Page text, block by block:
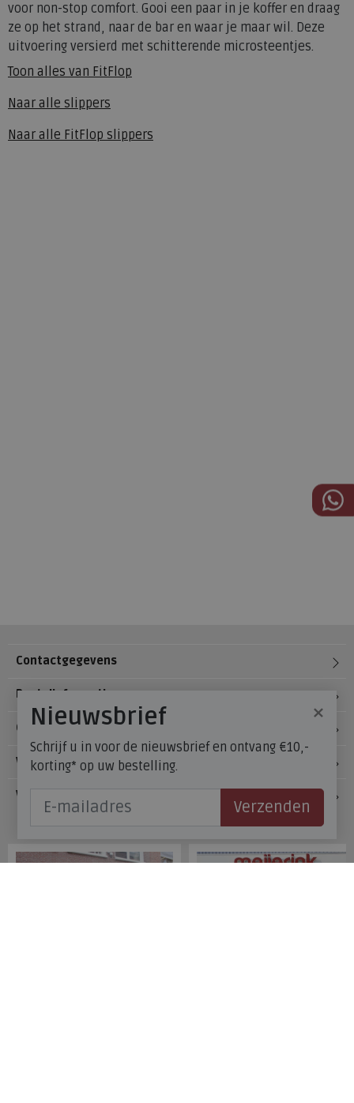
voor non-stop comfort. Gooi een paar in je koffer en draag
ze op het strand, naar de bar en waar je maar wil. Deze
uitvoering versierd met schitterende microsteentjes.
Toon alles van FitFlop
Naar alle slippers
Naar alle FitFlop slippers
Contactgegevens
Bestelinformatie
Over Meijerink Schoenen
Voetzorg
Veelgestelde vragen
×
Nieuwsbrief
Schrijf u in voor de nieuwsbrief en ontvang €10,-
korting* op uw bestelling.
Verzenden